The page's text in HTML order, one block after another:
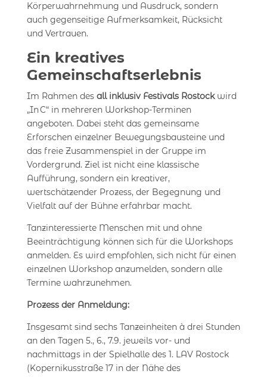
Körperwahrnehmung und Ausdruck, sondern
auch gegenseitige Aufmerksamkeit, Rücksicht
und Vertrauen.
Ein kreatives
Gemeinschaftserlebnis
Im Rahmen des all inklusiv Festivals Rostock wird
„In C“ in mehreren Workshop-Terminen
angeboten. Dabei steht das gemeinsame
Erforschen einzelner Bewegungsbausteine und
das freie Zusammenspiel in der Gruppe im
Vordergrund. Ziel ist nicht eine klassische
Aufführung, sondern ein kreativer,
wertschätzender Prozess, der Begegnung und
Vielfalt auf der Bühne erfahrbar macht.
Tanzinteressierte Menschen mit und ohne
Beeinträchtigung können sich für die Workshops
anmelden. Es wird empfohlen, sich nicht für einen
einzelnen Workshop anzumelden, sondern alle
Termine wahrzunehmen.
Prozess der Anmeldung:
Insgesamt sind sechs Tanzeinheiten à drei Stunden
an den Tagen 5., 6., 7.9. jeweils vor- und
nachmittags in der Spielhalle des 1. LAV Rostock
(Kopernikusstraße 17 in der Nähe des